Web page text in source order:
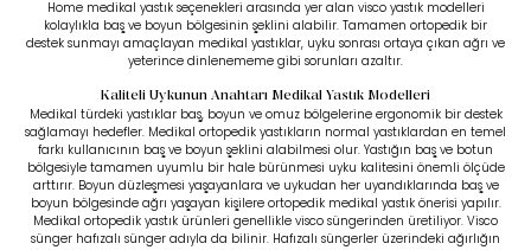
Home medikal yastık seçenekleri arasında yer alan visco yastık modelleri
kolaylıkla baş ve boyun bölgesinin şeklini alabilir. Tamamen ortopedik bir
destek sunmayı amaçlayan medikal yastıklar, uyku sonrası ortaya çıkan ağrı ve
yeterince dinlenememe gibi sorunları azaltır.
Kaliteli Uykunun Anahtarı Medikal Yastık Modelleri
Medikal türdeki yastıklar baş, boyun ve omuz bölgelerine ergonomik bir destek
sağlamayı hedefler. Medikal ortopedik yastıkların normal yastıklardan en temel
farkı kullanıcının baş ve boyun şeklini alabilmesi olur. Yastığın baş ve botun
bölgesiyle tamamen uyumlu bir hale bürünmesi uyku kalitesini önemli ölçüde
arttırır. Boyun düzleşmesi yaşayanlara ve uykudan her uyandıklarında baş ve
boyun bölgesinde ağrı yaşayan kişilere ortopedik medikal yastık önerisi yapılır.
Medikal ortopedik yastık ürünleri genellikle visco süngerinden üretiliyor. Visco
sünger hafızalı sünger adıyla da bilinir. Hafızalı süngerler üzerindeki ağırlığın